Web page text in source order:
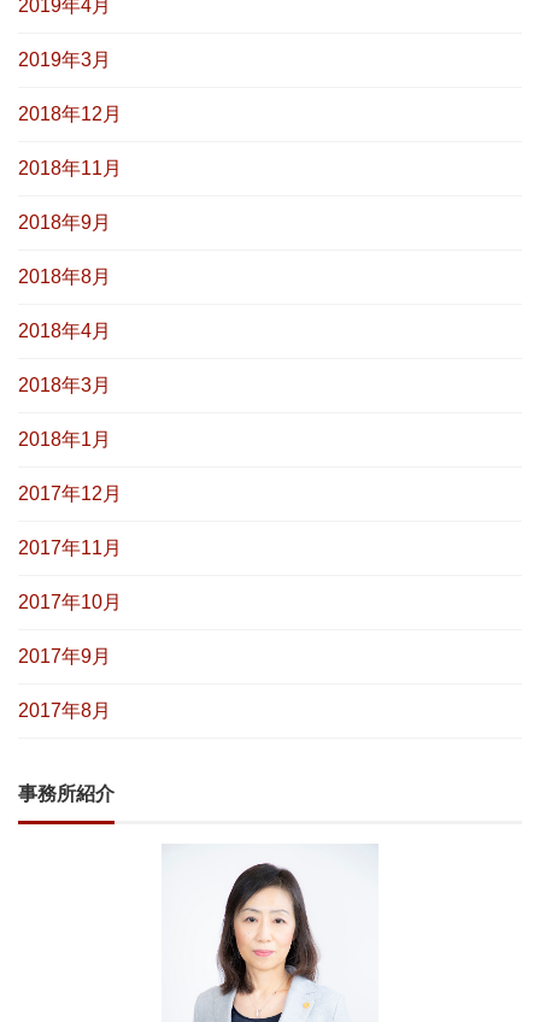
2019年4月
2019年3月
2018年12月
2018年11月
2018年9月
2018年8月
2018年4月
2018年3月
2018年1月
2017年12月
2017年11月
2017年10月
2017年9月
2017年8月
事務所紹介